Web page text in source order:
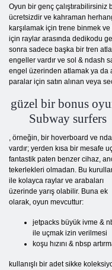
Oyun bir genç çalıştırabilirsiniz
ücretsizdir ve kahraman
karşılamak için trene binmek
için raylar arasında dedikodu
sonra sadece başka bir tren
engeller vardır ve sol & ndash
engel üzerinden atlamak ya da
paralar için satın alınan veya
güzel bir bonus
Subway surfers
, örneğin, bir hoverboard ve
vardır; yerden kısa bir mesafe
fantastik paten benzer cihaz,
tekerlekleri olmadan. Bu
ile kolayca raylar ve arabaları
üzerinde yarış olabilir. Buna ek
olarak, oyun mevcuttur:
jetpacks büyük ivme &
ile uçmak izin verilmesi
koşu hızını & nbsp
kullanışlı bir adet sikke